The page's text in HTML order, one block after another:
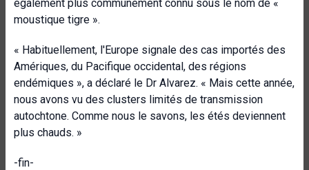
également plus communément connu sous le nom de «
moustique tigre ».
« Habituellement, l'Europe signale des cas importés des
Amériques, du Pacifique occidental, des régions
endémiques », a déclaré le Dr Alvarez. « Mais cette année,
nous avons vu des clusters limités de transmission
autochtone. Comme nous le savons, les étés deviennent
plus chauds. »
-fin-